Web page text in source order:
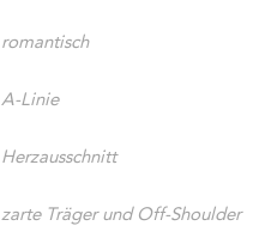
romantisch
A-Linie
Herzausschnitt
zarte Träger und Off-Shoulder